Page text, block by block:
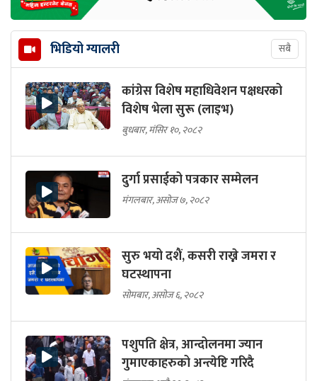
भिडियो ग्यालरी सबै
कांग्रेस विशेष महाधिवेशन पक्षधरको
विशेष भेला सुरू (लाइभ)
बुधबार, मंसिर १०, २०८२
दुर्गा प्रसाईको पत्रकार सम्मेलन
मंगलबार, असोज ७, २०८२
सुरु भयो दशैं, कसरी राख्ने जमरा र
घटस्थापना
सोमबार, असोज ६, २०८२
पशुपति क्षेत्र, आन्दोलनमा ज्यान
गुमाएकाहरुको अन्त्येष्टि गरिदै